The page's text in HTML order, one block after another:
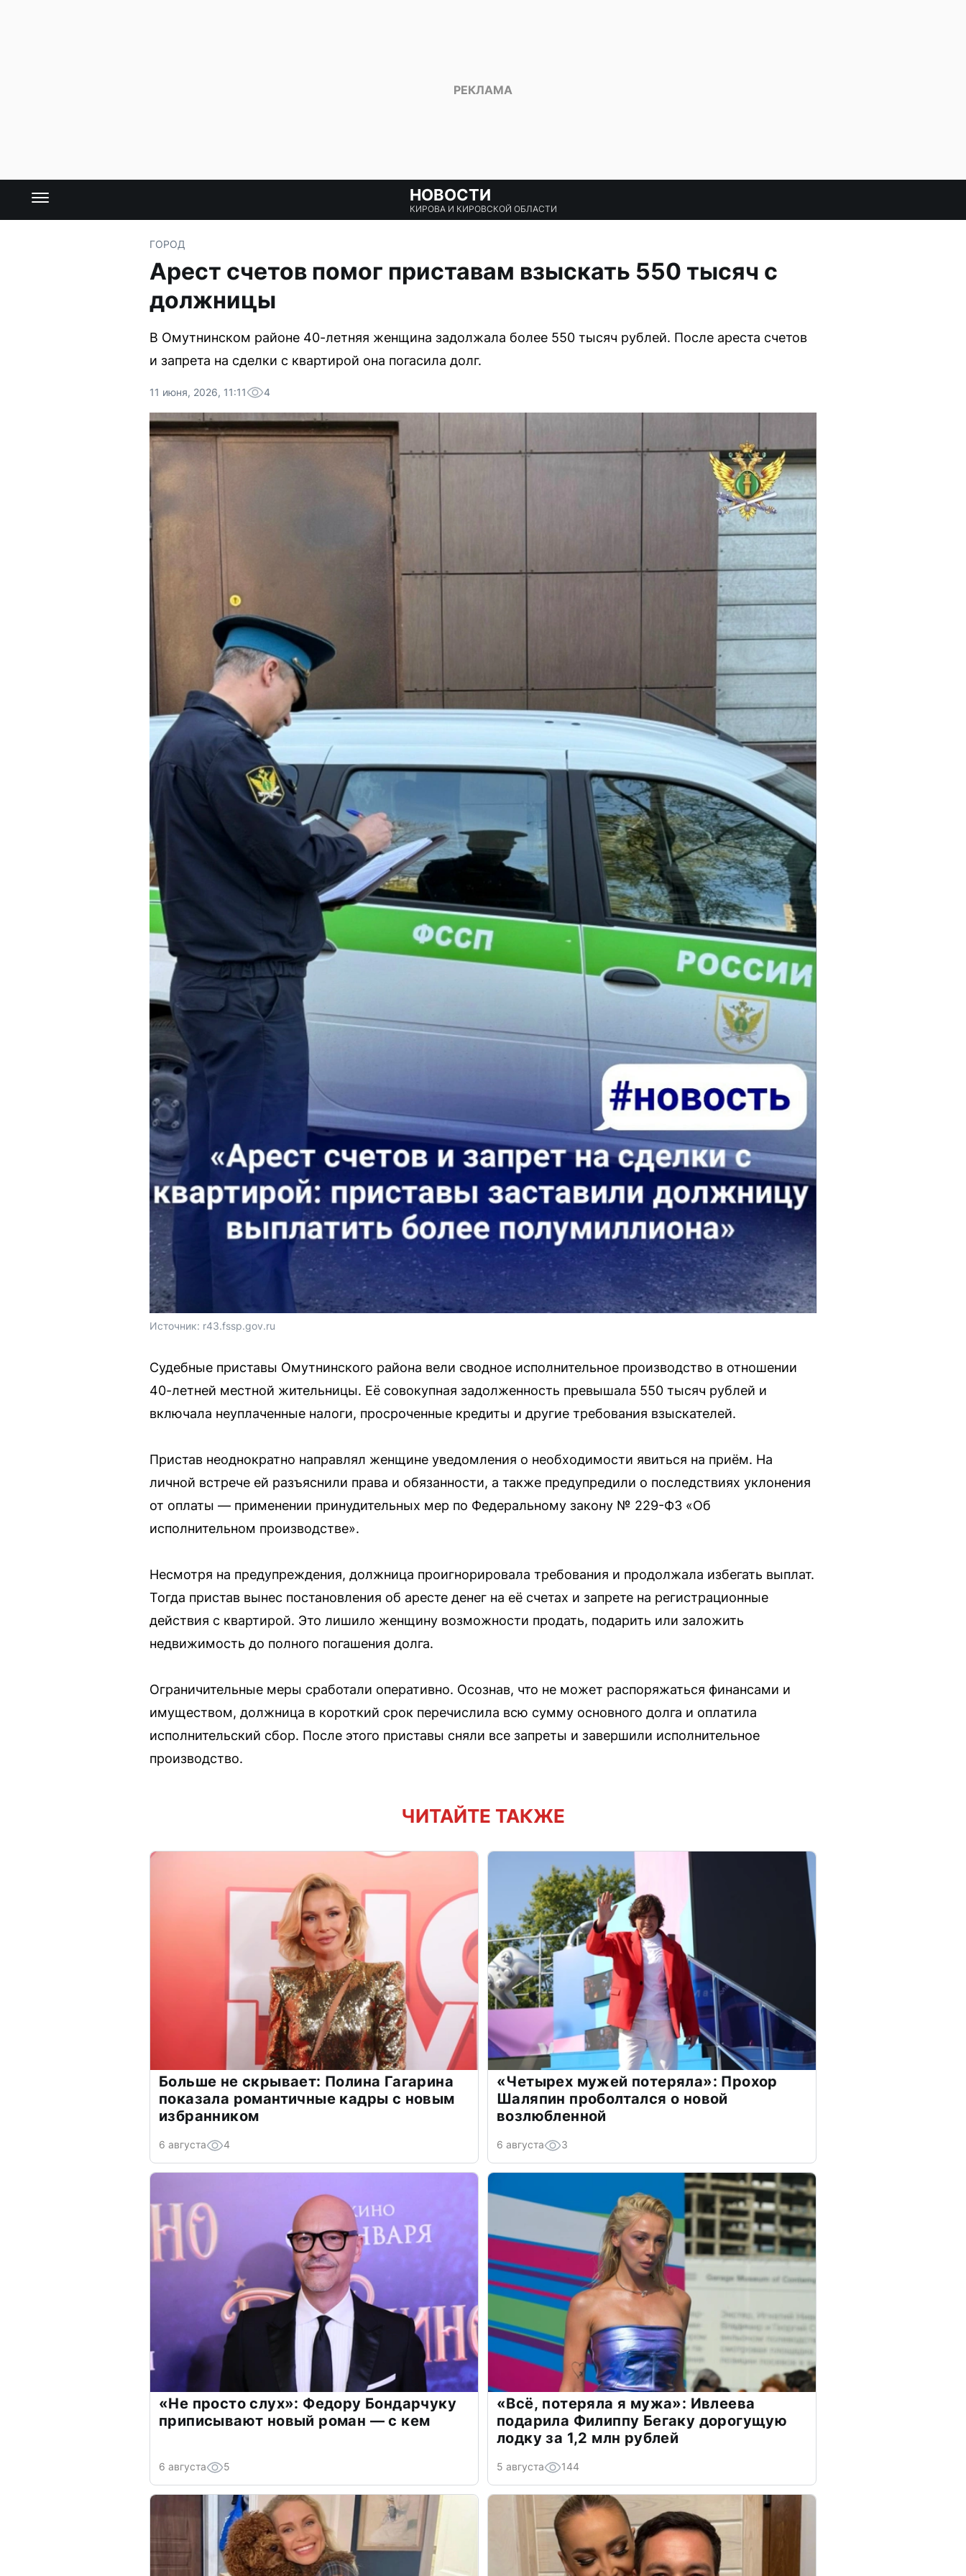
НОВОСТИ
КИРОВА И КИРОВСКОЙ ОБЛАСТИ
ГОРОД
Арест счетов помог приставам взыскать 550 тысяч с
должницы
В Омутнинском районе 40-летняя женщина задолжала более 550 тысяч рублей. После ареста счетов
и запрета на сделки с квартирой она погасила долг.
11 июня, 2026, 11:11 4
Источник: r43.fssp.gov.ru
Судебные приставы Омутнинского района вели сводное исполнительное производство в отношении
40-летней местной жительницы. Её совокупная задолженность превышала 550 тысяч рублей и
включала неуплаченные налоги, просроченные кредиты и другие требования взыскателей.
Пристав неоднократно направлял женщине уведомления о необходимости явиться на приём. На
личной встрече ей разъяснили права и обязанности, а также предупредили о последствиях уклонения
от оплаты — применении принудительных мер по Федеральному закону № 229-ФЗ «Об
исполнительном производстве».
Несмотря на предупреждения, должница проигнорировала требования и продолжала избегать выплат.
Тогда пристав вынес постановления об аресте денег на её счетах и запрете на регистрационные
действия с квартирой. Это лишило женщину возможности продать, подарить или заложить
недвижимость до полного погашения долга.
Ограничительные меры сработали оперативно. Осознав, что не может распоряжаться финансами и
имуществом, должница в короткий срок перечислила всю сумму основного долга и оплатила
исполнительский сбор. После этого приставы сняли все запреты и завершили исполнительное
производство.
ЧИТАЙТЕ ТАКЖЕ
Больше не скрывает: Полина Гагарина
показала романтичные кадры с новым
избранником
6 августа 4
«Четырех мужей потеряла»: Прохор
Шаляпин проболтался о новой
возлюбленной
6 августа 3
«Не просто слух»: Федору Бондарчуку
приписывают новый роман — с кем
6 августа 5
«Всё, потеряла я мужа»: Ивлеева
подарила Филиппу Бегаку дорогущую
лодку за 1,2 млн рублей
5 августа 144